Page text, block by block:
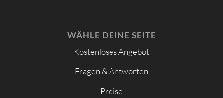
WÄHLE DEINE SEITE
Kostenloses Angebot
Fragen & Antworten
Preise